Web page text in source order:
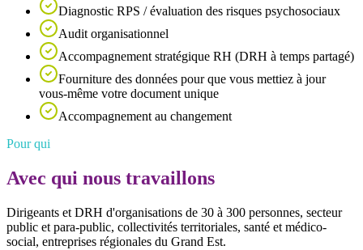
Diagnostic RPS / évaluation des risques psychosociaux
Audit organisationnel
Accompagnement stratégique RH (DRH à temps partagé)
Fourniture des données pour que vous mettiez à jour
vous-même votre document unique
Accompagnement au changement
Pour qui
Avec qui nous travaillons
Dirigeants et DRH d'organisations de 30 à 300 personnes, secteur
public et para-public, collectivités territoriales, santé et médico-
social, entreprises régionales du Grand Est.